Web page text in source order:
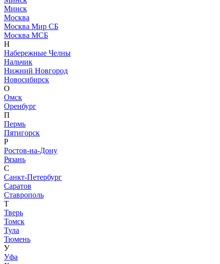
Минск
Москва
Москва Мир СБ
Москва МСБ
Н
Набережные Челны
Нальчик
Нижний Новгород
Новосибирск
О
Омск
Оренбург
П
Пермь
Пятигорск
Р
Ростов-на-Дону
Рязань
С
Санкт-Петербург
Саратов
Ставрополь
Т
Тверь
Томск
Тула
Тюмень
У
Уфа